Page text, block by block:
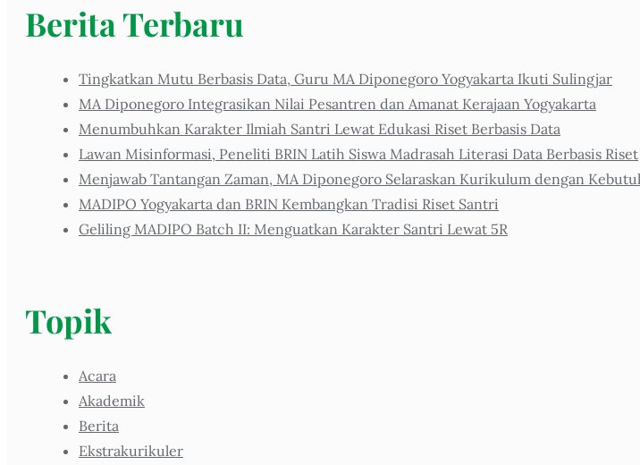
Berita Terbaru
Tingkatkan Mutu Berbasis Data, Guru MA Diponegoro Yogyakarta Ikuti Sulingjar
MA Diponegoro Integrasikan Nilai Pesantren dan Amanat Kerajaan Yogyakarta
Menumbuhkan Karakter Ilmiah Santri Lewat Edukasi Riset Berbasis Data
Lawan Misinformasi, Peneliti BRIN Latih Siswa Madrasah Literasi Data Berbasis Riset
Menjawab Tantangan Zaman, MA Diponegoro Selaraskan Kurikulum dengan
MADIPO Yogyakarta dan BRIN Kembangkan Tradisi Riset Santri
Geliling MADIPO Batch II: Menguatkan Karakter Santri Lewat 5R
Topik
Acara
Akademik
Berita
Ekstrakurikuler